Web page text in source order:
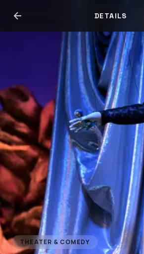
WHERE2GO DETAILS
THEATER & COMEDY